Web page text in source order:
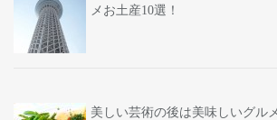
メお土産10選！
美しい芸術の後は美味しいグル